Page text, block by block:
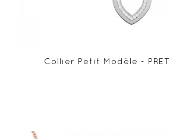
Collier Petit Modèle -